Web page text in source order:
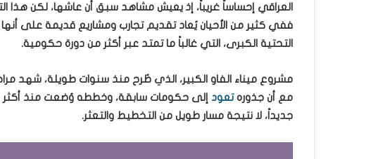
العراقي إحساساً غريباً، إذ يعيش مشاهد سبق أن عاشها، لكن هذا
ففي كثير من الأحيان يُعاد تقديم تجارب ومشاريع قديمة على
التحتية الكبرى، التي غالباً ما تمتد عبر أكثر من دورة حكومية.
مشروع ميناء الفاو الكبير، الذي طُرح منذ سنوات طويلة، شهد
مع أن جذورهتعود إلى حكومات سابقة، وخططه وُضعت منذ أكثر
جديداً، لا نتيجة مسار طويل من التخطيط والتعثر.